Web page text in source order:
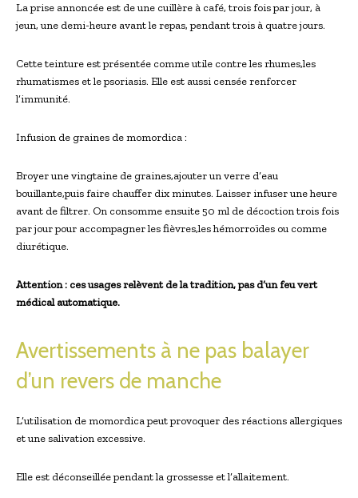
La prise annoncée est de une cuillère à café, trois fois par jour, à
jeun, une demi-heure avant le repas, pendant trois à quatre jours.
Cette teinture est présentée comme utile contre les rhumes,les
rhumatismes et le psoriasis. Elle est aussi censée renforcer
l’immunité.
Infusion de graines de momordica :
Broyer une vingtaine de graines,ajouter un verre d’eau
bouillante,puis faire chauffer dix minutes. Laisser infuser une heure
avant de filtrer. On consomme ensuite 50 ml de décoction trois fois
par jour pour accompagner les fièvres,les hémorroïdes ou comme
diurétique.
Attention : ces usages relèvent de la tradition, pas d’un feu vert
médical automatique.
Avertissements à ne pas balayer
d’un revers de manche
L’utilisation de momordica peut provoquer des réactions allergiques
et une salivation excessive.
Elle est déconseillée pendant la grossesse et l’allaitement.